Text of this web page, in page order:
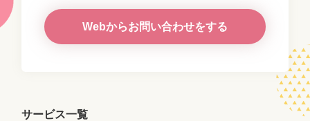
Webからお問い合わせをする
サービス一覧